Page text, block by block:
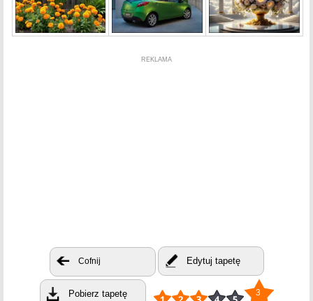
REKLAMA
Cofnij Edytuj tapetę
Pobierz tapetę 3